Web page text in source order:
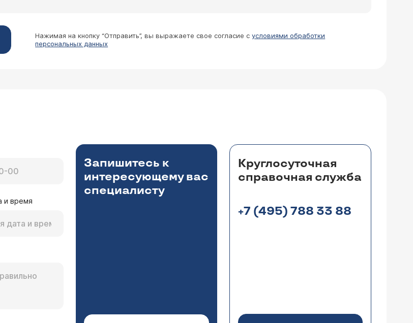
Нажимая на кнопку “Отправить”, вы выражаете свое согласие сусловиями обработки
персональных данных
и время
Запишитесь к
интересующему вас
специалисту
Круглосуточная
справочная служба
+7 (495) 788 33 88